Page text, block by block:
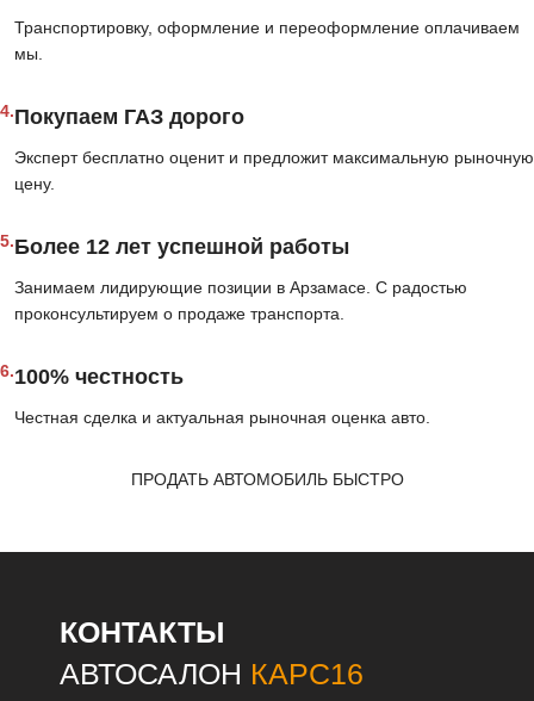
Транспортировку, оформление и переоформление оплачиваем
мы.
4.Покупаем ГАЗ дорого
Эксперт бесплатно оценит и предложит максимальную рыночную
цену.
5.Более 12 лет успешной работы
Занимаем лидирующие позиции в Арзамасе. С радостью
проконсультируем о продаже транспорта.
6.100% честность
Честная сделка и актуальная рыночная оценка авто.
ПРОДАТЬ АВТОМОБИЛЬ БЫСТРО
КОНТАКТЫ
АВТОСАЛОН КАРС16